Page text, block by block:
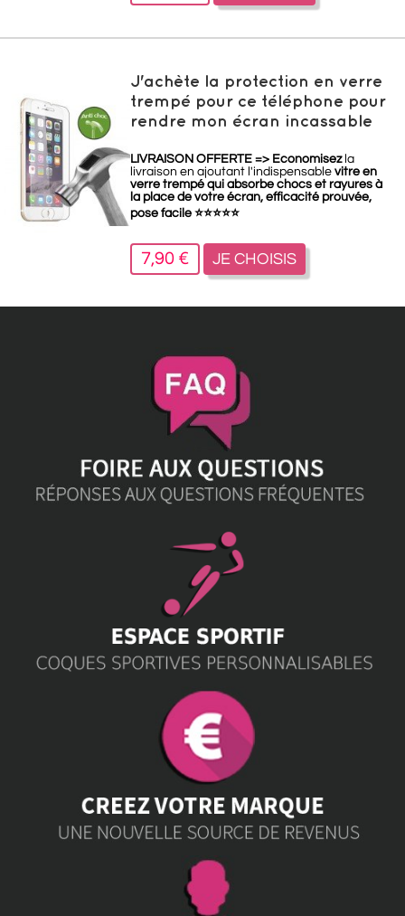
J'achète la protection en verre
trempé pour ce téléphone pour
rendre mon écran incassable
LIVRAISON OFFERTE => Economisezla
livraison en ajoutant l'indispensable vitre en
verre trempé qui absorbe chocs et rayures à
la place de votre écran, efficacité prouvée,
pose facile ⭐⭐⭐⭐⭐
7,90 € JE CHOISIS